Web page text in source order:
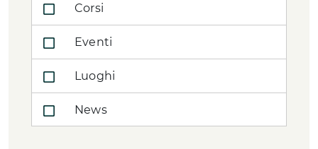
Corsi
Eventi
Luoghi
News